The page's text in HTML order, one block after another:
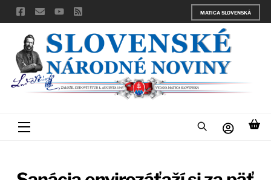
Skip
to
content
MATICA SLOVENSKÁ
Menu